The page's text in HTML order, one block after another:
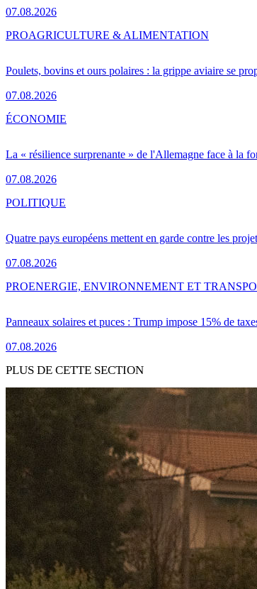
07.08.2026
Poulets, bovins et ours polaires : la grippe aviaire se
07.08.2026
PROAGRICULTURE & ALIMENTATION
La « résilience surprenante » de l'Allemagne face à la
07.08.2026
ÉCONOMIE
Quatre pays européens mettent en garde contre les
07.08.2026
POLITIQUE
Panneaux solaires et puces : Trump impose 15% de
07.08.2026
PROENERGIE, ENVIRONNEMENT ET
PLUS DE CETTE SECTION